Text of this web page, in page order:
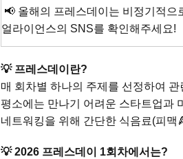
📢 올해의 프레스데이는 비정기적
얼라이언스의 SNS를 확인해주세요!
💡 프레스데이란?
매 회차별 하나의 주제를 선정하여
평소에는 만나기 어려운 스타트업과
네트워킹을 위해 간단한 식음료(피
💡 2026 프레스데이 1회차에서는?